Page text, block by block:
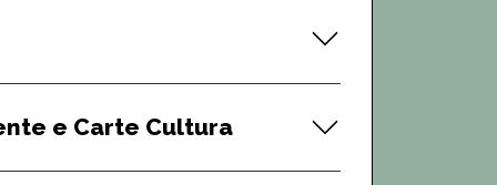
e Carte Cultura